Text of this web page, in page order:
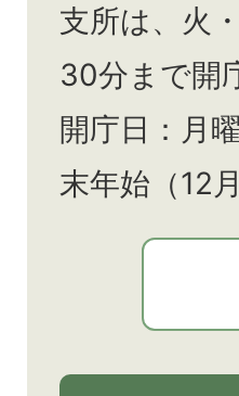
支所は、火
30分まで開
開庁日：月
末年始（12